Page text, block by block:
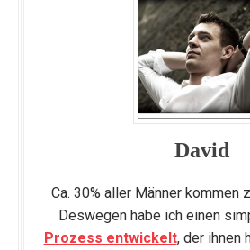
David
Ca. 30% aller Männer kommen
Deswegen habe ich einen
Prozess entwickelt, der ihnen